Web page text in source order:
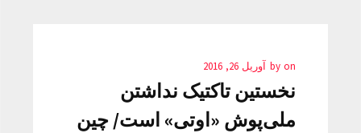
by on آوریل 26, 2016
نخستین تاکتیک نداشتن
ملی‌پوش «اوتی» است/ چین